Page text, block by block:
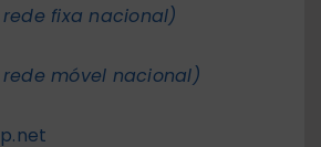
fixa nacional)
móvel nacional)